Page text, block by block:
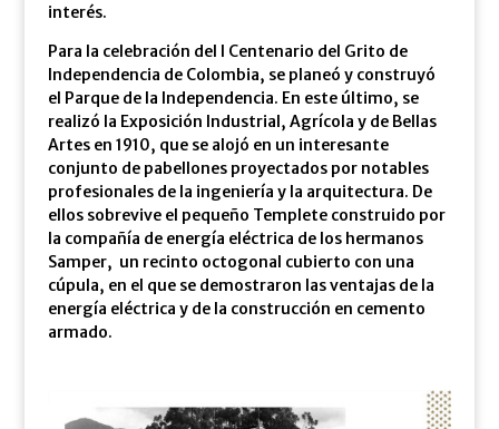
interés.
Para la celebración del I Centenario del Grito de
Independencia de Colombia, se planeó y construyó
el Parque de la Independencia. En este último, se
realizó la Exposición Industrial, Agrícola y de Bellas
Artes en 1910, que se alojó en un interesante
conjunto de pabellones proyectados por notables
profesionales de la ingeniería y la arquitectura. De
ellos sobrevive el pequeño Templete construido por
la compañía de energía eléctrica de los hermanos
Samper, un recinto octogonal cubierto con una
cúpula, en el que se demostraron las ventajas de la
energía eléctrica y de la construcción en cemento
armado.